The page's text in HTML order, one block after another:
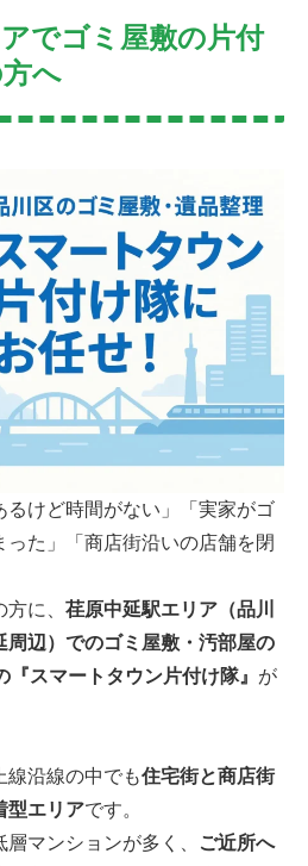
でゴミ屋敷の片付
へ
るけど時間がない」「実家がゴ
った」「商店街沿いの店舗を閉
に、 荏原中延駅エリア（品川
周辺）でのゴミ屋敷・汚部屋の
スマートタウン片付け隊』 が
線沿線の中でも住宅街と商店街
型エリアです。
マンションが多く、
ご近所へ